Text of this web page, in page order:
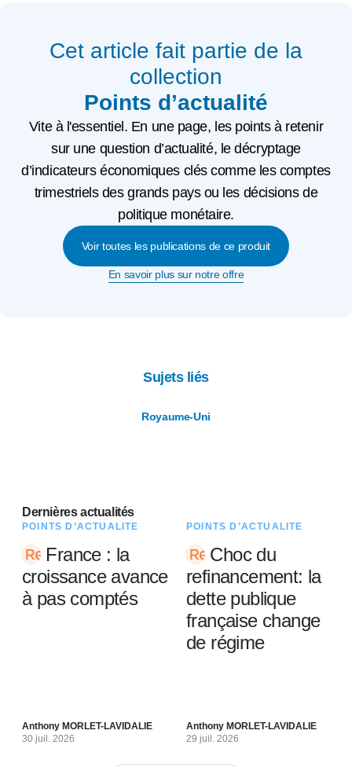
Cet article fait partie de la
collection
Points d’actualité
Vite à l'essentiel. En une page, les points à retenir
sur une question d’actualité, le décryptage
d’indicateurs économiques clés comme les comptes
trimestriels des grands pays ou les décisions de
politique monétaire.
Voir toutes les publications de ce produit
En savoir plus sur notre offre
Sujets liés
Royaume-Uni
Dernières actualités
POINTS D’ACTUALITÉ
France : la
croissance avance
à pas comptés
Anthony MORLET-LAVIDALIE
30 juil. 2026
POINTS D’ACTUALITÉ
Choc du
refinancement: la
dette publique
française change
de régime
Anthony MORLET-LAVIDALIE
29 juil. 2026